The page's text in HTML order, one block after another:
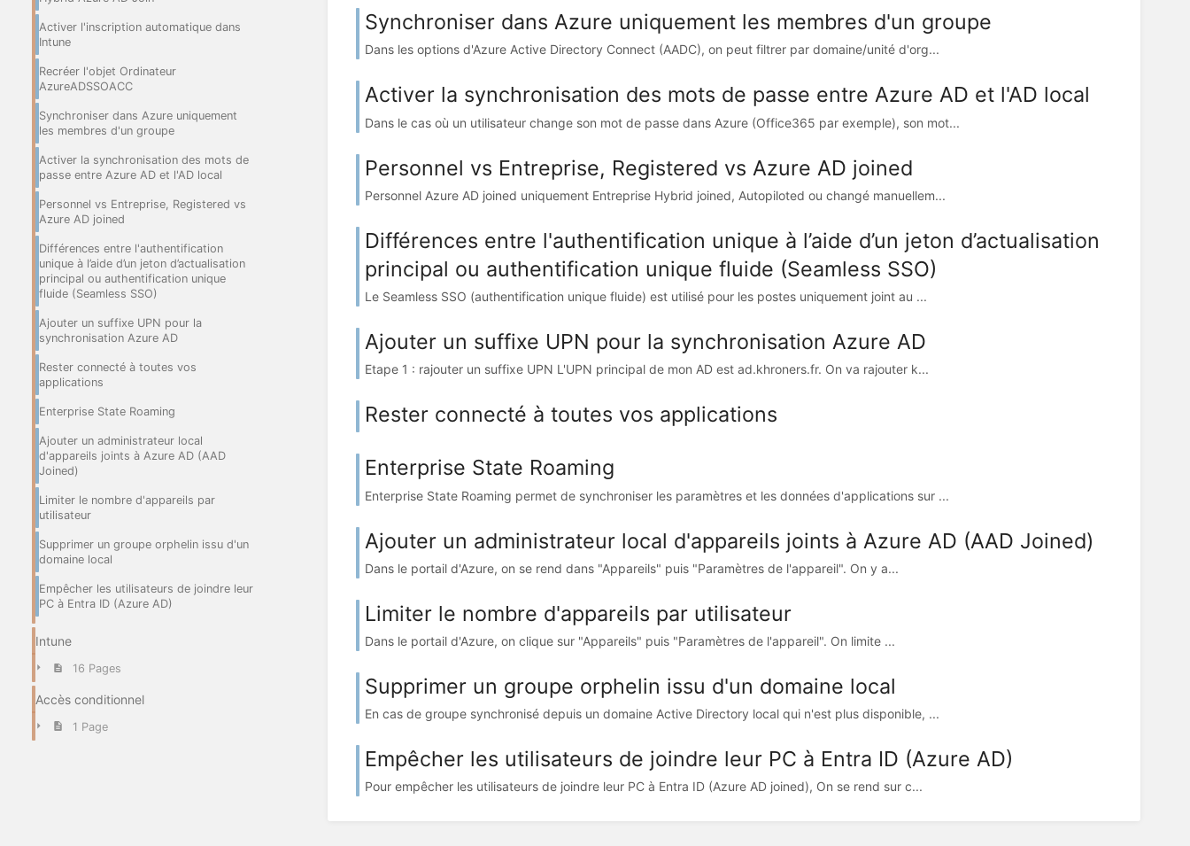
Activer l'inscription automatique dans
Intune
Recréer l'objet Ordinateur
AzureADSSOACC
Synchroniser dans Azure uniquement
les membres d'un groupe
Activer la synchronisation des mots de
passe entre Azure AD et l'AD local
Personnel vs Entreprise, Registered vs
Azure AD joined
Différences entre l'authentification
unique à l’aide d’un jeton d’actualisation
principal ou authentification unique
fluide (Seamless SSO)
Ajouter un suffixe UPN pour la
synchronisation Azure AD
Rester connecté à toutes vos
applications
Enterprise State Roaming
Ajouter un administrateur local
d'appareils joints à Azure AD (AAD
Joined)
Limiter le nombre d'appareils par
utilisateur
Supprimer un groupe orphelin issu d'un
domaine local
Empêcher les utilisateurs de joindre leur
PC à Entra ID (Azure AD)
Intune
16 Pages
Accès conditionnel
1 Page
Synchroniser dans Azure uniquement les membres d'un groupe
Dans les options d'Azure Active Directory Connect (AADC), on peut filtrer par domaine/unité d'org...
Activer la synchronisation des mots de passe entre Azure AD et l'AD local
Dans le cas où un utilisateur change son mot de passe dans Azure (Office365 par exemple), son mot...
Personnel vs Entreprise, Registered vs Azure AD joined
Personnel Azure AD joined uniquement Entreprise Hybrid joined, Autopiloted ou changé manuellem...
Différences entre l'authentification unique à l’aide d’un jeton d’actualisation
principal ou authentification unique fluide (Seamless SSO)
Le Seamless SSO (authentification unique fluide) est utilisé pour les postes uniquement joint au ...
Ajouter un suffixe UPN pour la synchronisation Azure AD
Etape 1 : rajouter un suffixe UPN L'UPN principal de mon AD est ad.khroners.fr. On va rajouter k...
Rester connecté à toutes vos applications
Enterprise State Roaming
Enterprise State Roaming permet de synchroniser les paramètres et les données d'applications sur ...
Ajouter un administrateur local d'appareils joints à Azure AD (AAD Joined)
Dans le portail d'Azure, on se rend dans "Appareils" puis "Paramètres de l'appareil". On y a...
Limiter le nombre d'appareils par utilisateur
Dans le portail d'Azure, on clique sur "Appareils" puis "Paramètres de l'appareil". On limite ...
Supprimer un groupe orphelin issu d'un domaine local
En cas de groupe synchronisé depuis un domaine Active Directory local qui n'est plus disponible, ...
Empêcher les utilisateurs de joindre leur PC à Entra ID (Azure AD)
Pour empêcher les utilisateurs de joindre leur PC à Entra ID (Azure AD joined), On se rend sur c...